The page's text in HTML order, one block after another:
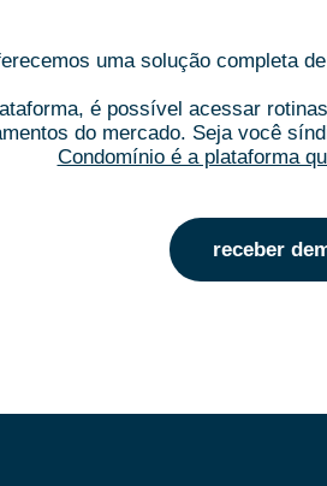
uma solução completa
é possível acessar
do mercado. Seja você
Condomínio é a plataforma
receber